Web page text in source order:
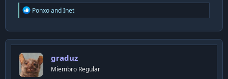
R
e
c
t
o
n
s
PonxoandInet
graduz
Miembro Regular